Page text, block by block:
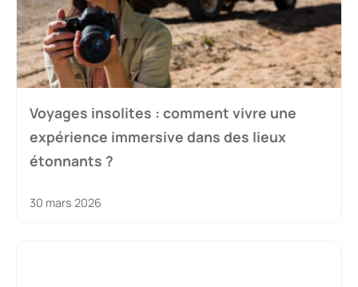
Voyages insolites : comment vivre une
expérience immersive dans des lieux
étonnants ?
30 mars 2026